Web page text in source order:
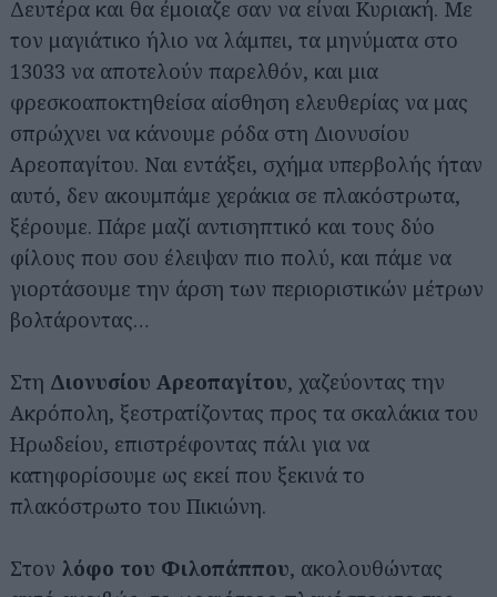
Δευτέρα και θα έμοιαζε σαν να είναι Κυριακή. Με
τον μαγιάτικο ήλιο να λάμπει, τα μηνύματα στο
13033 να αποτελούν παρελθόν, και μια
φρεσκοαποκτηθείσα αίσθηση ελευθερίας να μας
σπρώχνει να κάνουμε ρόδα στη Διονυσίου
Αρεοπαγίτου. Ναι εντάξει, σχήμα υπερβολής ήταν
αυτό, δεν ακουμπάμε χεράκια σε πλακόστρωτα,
ξέρουμε. Πάρε μαζί αντισηπτικό και τους δύο
φίλους που σου έλειψαν πιο πολύ, και πάμε να
γιορτάσουμε την άρση των περιοριστικών μέτρων
βολτάροντας…
Στη Διονυσίου Αρεοπαγίτου, χαζεύοντας την
Ακρόπολη, ξεστρατίζοντας προς τα σκαλάκια του
Ηρωδείου, επιστρέφοντας πάλι για να
κατηφορίσουμε ως εκεί που ξεκινά το
πλακόστρωτο του Πικιώνη.
Στον λόφο του Φιλοπάππου, ακολουθώντας